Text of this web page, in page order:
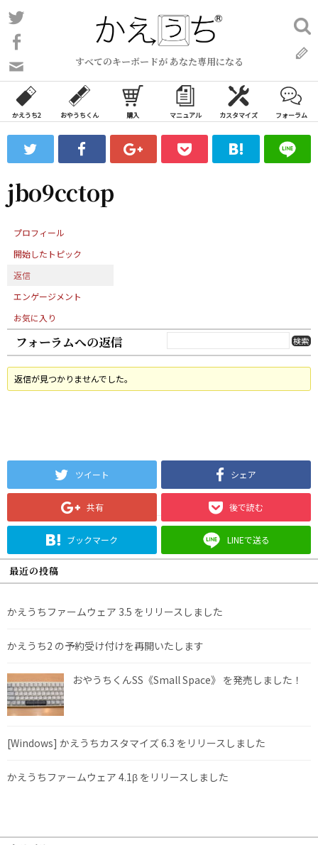
コ
ン
ン
ツ
ス
ッ
プ
すべてのキーボードが あなた専用になる
い
合
わ
フ
ォ
ム
検
索:
かえうち2 おやうちくん 購入 マニュアル カスタマイズ フォーラム
jbo9cctop
プロフィール
開始したトピック
返信
エンゲージメント
お気に入り
フォーラムへの返信
返信が見つかりませんでした。
ツイート シェア
共有 後で読む
ブックマーク LINEで送る
最近の投稿
かえうちファームウェア 3.5 をリリースしました
かえうち2 の予約受け付けを再開いたします
おやうちくんSS《Small Space》 を発売しました！
[Windows] かえうちカスタマイズ 6.3 をリリースしました
かえうちファームウェア 4.1β をリリースしました